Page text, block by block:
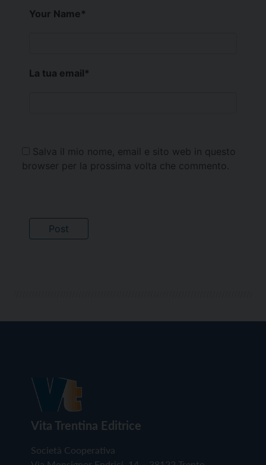
Your Name*
La tua email*
Salva il mio nome, email e sito web in questo
browser per la prossima volta che commento.
Vita Trentina Editrice
Società Cooperativa